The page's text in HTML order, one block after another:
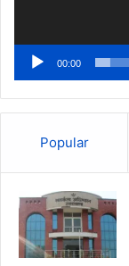
00:00
Popular